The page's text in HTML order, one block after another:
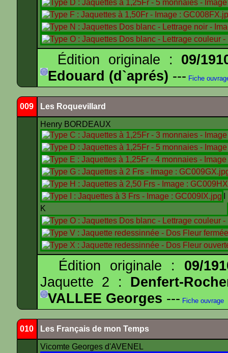
Édition originale : 09/
Edouard (d`aprés) --- Fiche
009 Les Roquevillard
Henry BORDEAUX
K
Édition originale : 09/
Jaquette 2 : Denfert-
VALLEE Georges --- Fiche ouvrage
010 Les Français de mon Temps
Vicomte Georges d'AVENEL